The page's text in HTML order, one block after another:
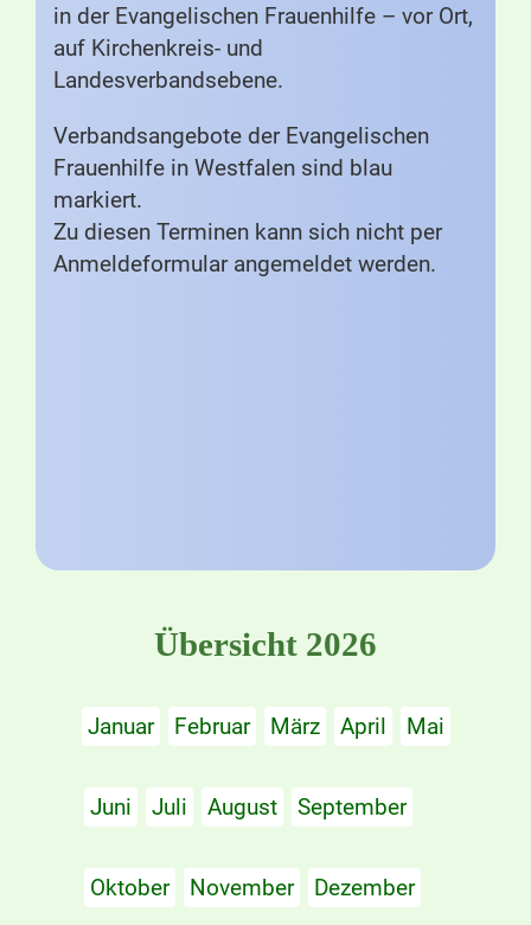
in der Evangelischen Frauenhilfe – vor Ort,
auf Kirchenkreis- und
Landesverbandsebene.
Verbandsangebote der Evangelischen
Frauenhilfe in Westfalen sind blau
markiert.
Zu diesen Terminen kann sich nicht per
Anmeldeformular angemeldet werden.
Übersicht 2026
Januar Februar März April Mai
Juni Juli August September
Oktober November Dezember